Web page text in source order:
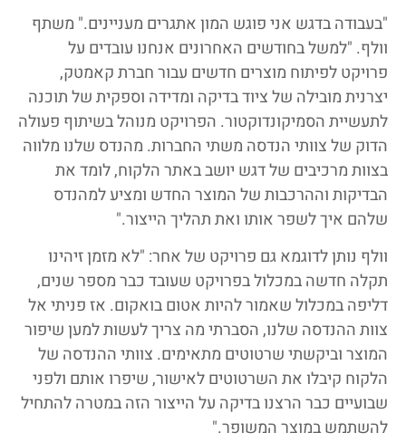
"בעבודה בדגש אני פוגש המון אתגרים מעניינים." משתף
וולף. "למשל בחודשים האחרונים אנחנו עובדים על
פרויקט לפיתוח מוצרים חדשים עבור חברת קאמטק,
יצרנית מובילה של ציוד בדיקה ומדידה וספקית של תוכנה
לתעשיית הסמיקונדוקטור. הפרויקט מנוהל בשיתוף פעולה
הדוק של צוותי הנדסה משתי החברות. מהנדס שלנו מלווה
בצוות מרכיבים של דגש יושב באתר הלקוח, לומד את
הבדיקות וההרכבות של המוצר החדש ומציע למהנדס
שלהם איך לשפר אותו ואת תהליך הייצור."
וולף נותן לדוגמא גם פרויקט של אחר: "לא מזמן זיהינו
תקלה חדשה במכלול בפרויקט שעובד כבר מספר שנים,
דליפה במכלול שאמור להיות אטום בואקום. אז פניתי אל
צוות ההנדסה שלנו, הסברתי מה צריך לעשות למען שיפור
המוצר וביקשתי שרטוטים מתאימים. צוותי ההנדסה של
הלקוח קיבלו את השרטוטים לאישור, שיפרו אותם ולפני
שבועיים כבר הרצנו בדיקה על הייצור הזה במטרה להתחיל
להשתמש במוצר המשופר."